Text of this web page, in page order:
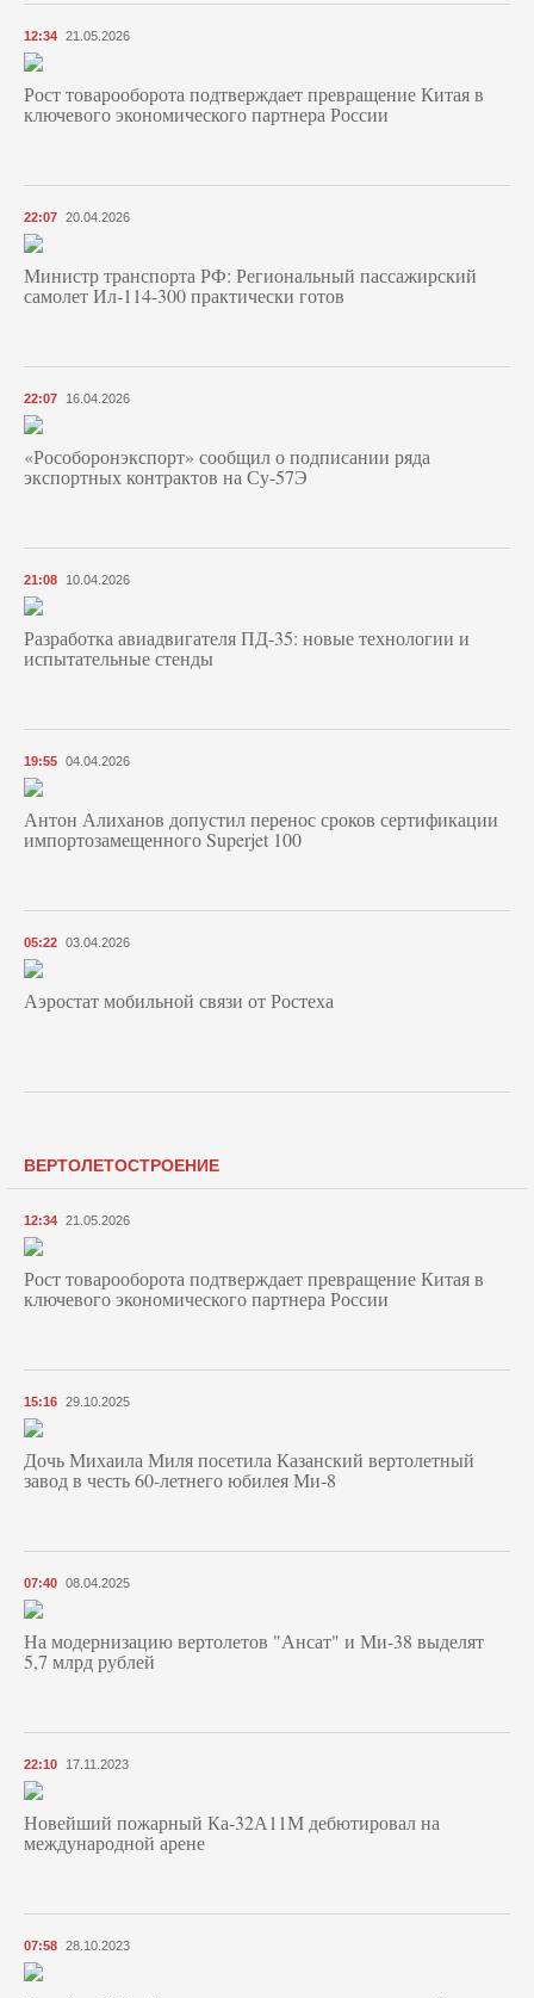
12:34 21.05.2026
Рост товарооборота подтверждает превращение Китая в
ключевого экономического партнера России
22:07 20.04.2026
Министр транспорта РФ: Региональный пассажирский
самолет Ил-114-300 практически готов
22:07 16.04.2026
«Рособоронэкспорт» сообщил о подписании ряда
экспортных контрактов на Су-57Э
21:08 10.04.2026
Разработка авиадвигателя ПД-35: новые технологии и
испытательные стенды
19:55 04.04.2026
Антон Алиханов допустил перенос сроков сертификации
импортозамещенного Superjet 100
05:22 03.04.2026
Аэростат мобильной связи от Ростеха
ВЕРТОЛЕТОСТРОЕНИЕ
12:34 21.05.2026
Рост товарооборота подтверждает превращение Китая в
ключевого экономического партнера России
15:16 29.10.2025
Дочь Михаила Миля посетила Казанский вертолетный
завод в честь 60-летнего юбилея Ми-8
07:40 08.04.2025
На модернизацию вертолетов "Ансат" и Ми-38 выделят
5,7 млрд рублей
22:10 17.11.2023
Новейший пожарный Ка-32А11М дебютировал на
международной арене
07:58 28.10.2023